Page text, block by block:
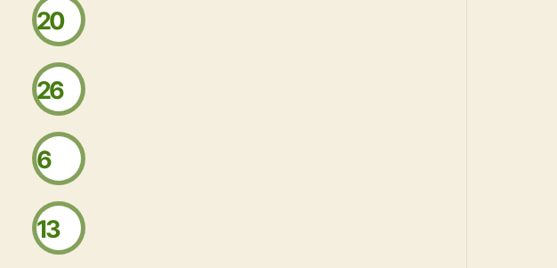
20
26
6
13